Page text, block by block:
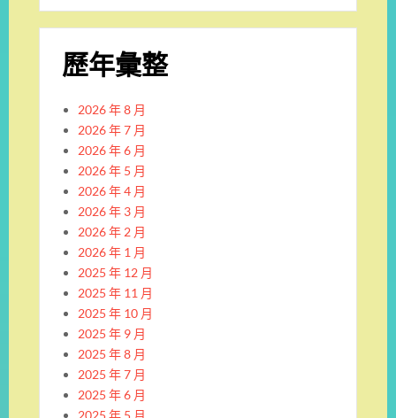
歷年彙整
2026 年 8 月
2026 年 7 月
2026 年 6 月
2026 年 5 月
2026 年 4 月
2026 年 3 月
2026 年 2 月
2026 年 1 月
2025 年 12 月
2025 年 11 月
2025 年 10 月
2025 年 9 月
2025 年 8 月
2025 年 7 月
2025 年 6 月